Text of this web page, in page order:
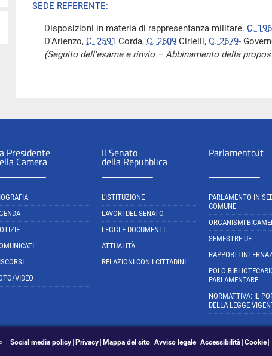
SEDE REFERENTE:
Disposizioni in materia di rappresentanza militare. C.
D'Arienzo, C. 2591 Corda, C. 2609 Cirielli, C. 2679-
(Seguito dell'esame e rinvio – Abbinamento della
Presidente
Camera
VIDEO
Il Senato
della Repubblica
L'ISTITUZIONE
LAVORI DEL SENATO
LEGGI E DOCUMENTI
ATTUALITÀ
RELAZIONI CON I CITTADINI
Parlamento.it
PARLAMENTO IN
COMUNE
ORGANISMI
SEMESTRE UE
RAPPORTI
POLO
PARLAMENTARE
NORMATTIVA: IL
DELLA LEGGE
Social media policy Privacy Mappa del sito Avviso legale Accessibilità Cookie